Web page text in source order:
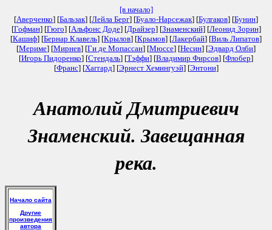
[в начало]
[Аверченко] [Бальзак] [Лейла Берг] [Буало-Нарсежак] [Булгаков] [Бунин]
[Гофман] [Гюго] [Альфонс Доде] [Драйзер] [Знаменский] [Леонид Зорин]
[Кашиф] [Бернар Клавель] [Крылов] [Крымов] [Лакербай] [Виль Липатов]
[Мериме] [Мирнев] [Ги де Мопассан] [Мюссе] [Несин] [Эдвард Олби]
[Игорь Пидоренко] [Стендаль] [Тэффи] [Владимир Фирсов] [Флобер]
[Франс] [Хаггард] [Эрнест Хемингуэй] [Энтони]
Анатолий Дмитриевич
Знаменский. Завещанная
река.
Начало сайта
Другие
произведения
автора